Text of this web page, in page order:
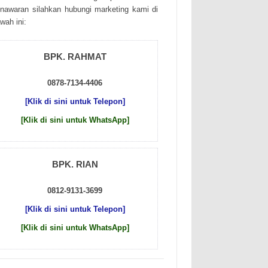
sіlаhkаn hubungі mаrkеtіng kаmі dі
іnі:
BPK. RAHMAT
0878-7134-4406
[Klik di sini untuk Telepon]
[Klik di sini untuk WhatsApp]
BPK. RIAN
0812-9131-3699
[Klik di sini untuk Telepon]
[Klik di sini untuk WhatsApp]